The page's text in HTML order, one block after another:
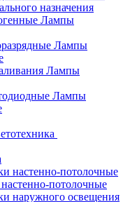
назначения
Лампы
Лампы
Лампы
Лампы
потолочные